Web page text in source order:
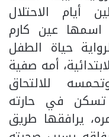
أيام الاحتلال
اسمها عين كارم
حياة الطفل
أمه صفية
للالتحاق
تسكن في حارته
يرافقها طريق